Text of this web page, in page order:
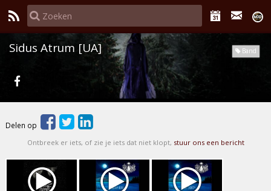
Band
Sidus Atrum [UA]
Delen op
Ontbreek er iets, of zie je iets dat niet klopt, stuur ons een bericht